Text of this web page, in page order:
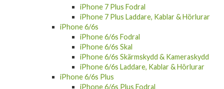
iPhone 7 Plus Fodral
iPhone 7 Plus Laddare, Kablar & Hörlurar
iPhone 6/6s
iPhone 6/6s Fodral
iPhone 6/6s Skal
iPhone 6/6s Skärmskydd & Kameraskydd
iPhone 6/6s Laddare, Kablar & Hörlurar
iPhone 6/6s Plus
iPhone 6/6s Plus Fodral